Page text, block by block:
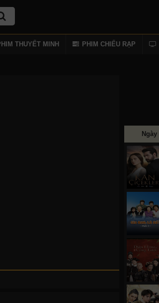
THUYẾT MINH PHIM CHIẾU RẠP
Ngày